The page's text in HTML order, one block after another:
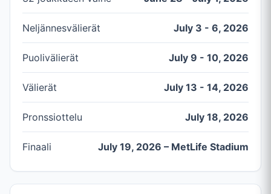
Neljännesvälierät July 3 - 6, 2026
Puolivälierät July 9 - 10, 2026
Välierät July 13 - 14, 2026
Pronssiottelu July 18, 2026
Finaali July 19, 2026 – MetLife Stadium